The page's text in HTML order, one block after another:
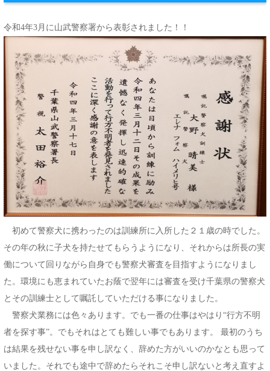
令和4年3月に山武警察署から表彰されました！！
初めて警察犬に携わったのは訓練所に入所した２１歳の時でした。
その年の秋に子犬を持たせてもらうようになり、それからは所長の実
働について回りながら自身でも警察犬審査を目指すようになりまし
た。環境にも恵まれていたお蔭で翌年には審査を受け千葉県の警察犬
とその訓練士として嘱託していただける事になりました。
警察犬業務には色々あります。でも一番の仕事はやはり“行方不明
者を探す事”。でもそれはとても難しい事でもあります。 最初のうち
は結果を残せない事を申し訳なく、辞めた方がいいのかなとも思って
いました。それでも途中で辞めたらそれこそ申し訳ないと考え直すよ